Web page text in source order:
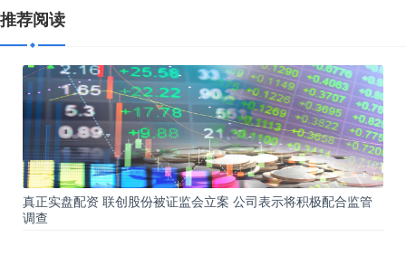
推荐阅读
真正实盘配资 联创股份被证监会立案 公司表示将积极配合监管
调查